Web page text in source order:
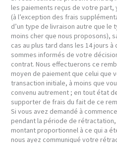
les paiements reçus de votre part,
(à l’exception des frais
d’un type de livraison autre que le
moins cher que nous proposons),
cas au plus tard dans les 14 jours
sommes informés de votre
contrat. Nous effectuerons ce
moyen de paiement que celui que
transaction initiale, à moins que
convenu autrement ; en tout état
supporter de frais du fait de ce
Si vous avez demandé à
pendant la période de
montant proportionnel à ce qui a
nous ayez communiqué votre